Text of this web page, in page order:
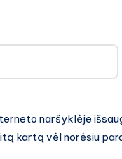
naršyklėje
kartą vėl norėsiu